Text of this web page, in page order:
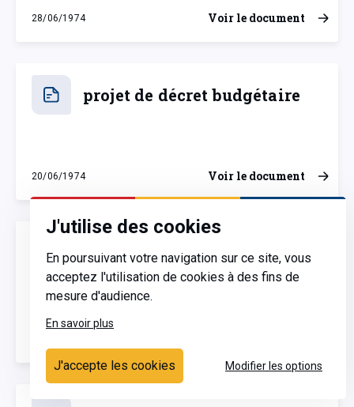
J'utilise des cookies
En poursuivant votre navigation sur ce site, vous
acceptez l'utilisation de cookies à des fins de
mesure d'audience.
En savoir plus
J'accepte les cookies Modifier les options
28/06/1974
vendredi 28 juin 1974
Voir le document
projet de décret budgétaire
20/06/1974
jeudi 20 juin 1974
Voir le document
annexe
jeudi 20 juin 1974